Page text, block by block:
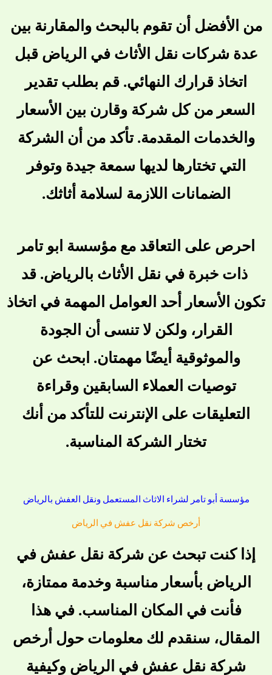
من الأفضل أن تقوم بالبحث والمقارنة بين
عدة شركات نقل الأثاث في الرياض قبل
اتخاذ قرارك النهائي. قم بطلب تقدير
السعر من كل شركة وقارن بين الأسعار
والخدمات المقدمة. تأكد من أن الشركة
التي تختارها لديها سمعة جيدة وتوفر
الضمانات اللازمة لسلامة أثاثك.
احرص على التعاقد مع مؤسسة ابو تامر
ذات خبرة في نقل الأثاث بالرياض. قد
تكون الأسعار أحد العوامل المهمة في اتخاذ
القرار، ولكن لا تنسى أن الجودة
والموثوقية أيضًا مهمتان. ابحث عن
توصيات العملاء السابقين وقراءة
التعليقات على الإنترنت للتأكد من أنك
تختار الشركة المناسبة.
مؤسسة أبو تامر لشراء الاثاث المستعمل ونقل العفش بالرياض
أرخص شركة نقل عفش في الرياض
إذا كنت تبحث عن شركة نقل عفش في
الرياض بأسعار مناسبة وخدمة ممتازة،
فأنت في المكان المناسب. في هذا
المقال، سنقدم لك معلومات حول أرخص
شركة نقل عفش في الرياض وكيفية